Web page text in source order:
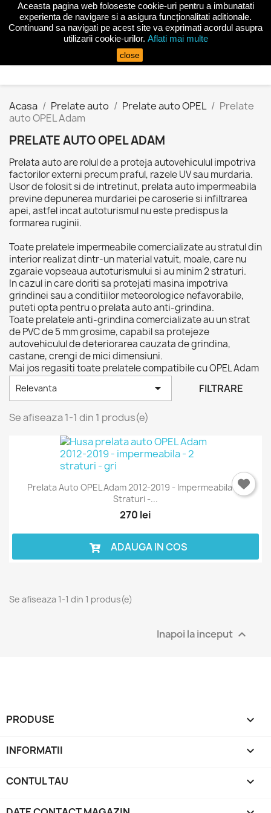
 shopping_cart

Acasa Prelate auto Prelate auto OPEL
Prelate
auto OPEL Adam
PRELATE AUTO OPEL ADAM
Prelata auto are rolul de a proteja autovehiculul impotriva
factorilor externi precum praful, razele UV sau murdaria.
Usor de folosit si de intretinut, prelata auto impermeabila
previne depunerea murdariei pe caroserie si infiltrarea
apei, astfel incat autoturismul nu este predispus la
formarea ruginii.
Toate prelatele impermeabile comercializate au stratul din
interior realizat dintr-un material vatuit, moale, care nu
zgaraie vopseaua autoturismului si au minim 2 straturi.
In cazul in care doriti sa protejati masina impotriva
grindinei sau a conditiilor meteorologice nefavorabile,
puteti opta pentru o prelata auto anti-grindina.
Toate prelatele anti-grindina comercializate au un strat
de PVC de 5 mm grosime, capabil sa protejeze
autovehiculul de deteriorarea cauzata de grindina,
castane, crengi de mici dimensiuni.
Mai jos regasiti toate prelatele compatibile cu OPEL Adam
Relevanta  FILTRARE
Se afiseaza 1-1 din 1 produs(e)
Prelata Auto OPEL Adam 2012-2019 - Impermeabila - 2
Straturi -...
270 lei
ADAUGA IN COS
Se afiseaza 1-1 din 1 produs(e)
Inapoi la inceput 
PRODUSE 
INFORMATII 
CONTUL TAU 
Aceasta pagina web foloseste cookie-uri pentru a imbunatati
experienta de navigare si a asigura funcționalitati aditionale.
Continuand sa navigati pe acest site va exprimati acordul asupra
utilizarii cookie-urilor. Aflati mai multe
close
Intra in cont
Trebuie sa fi logat in contul de client pentru a salva
Anuleaza Intra in cont